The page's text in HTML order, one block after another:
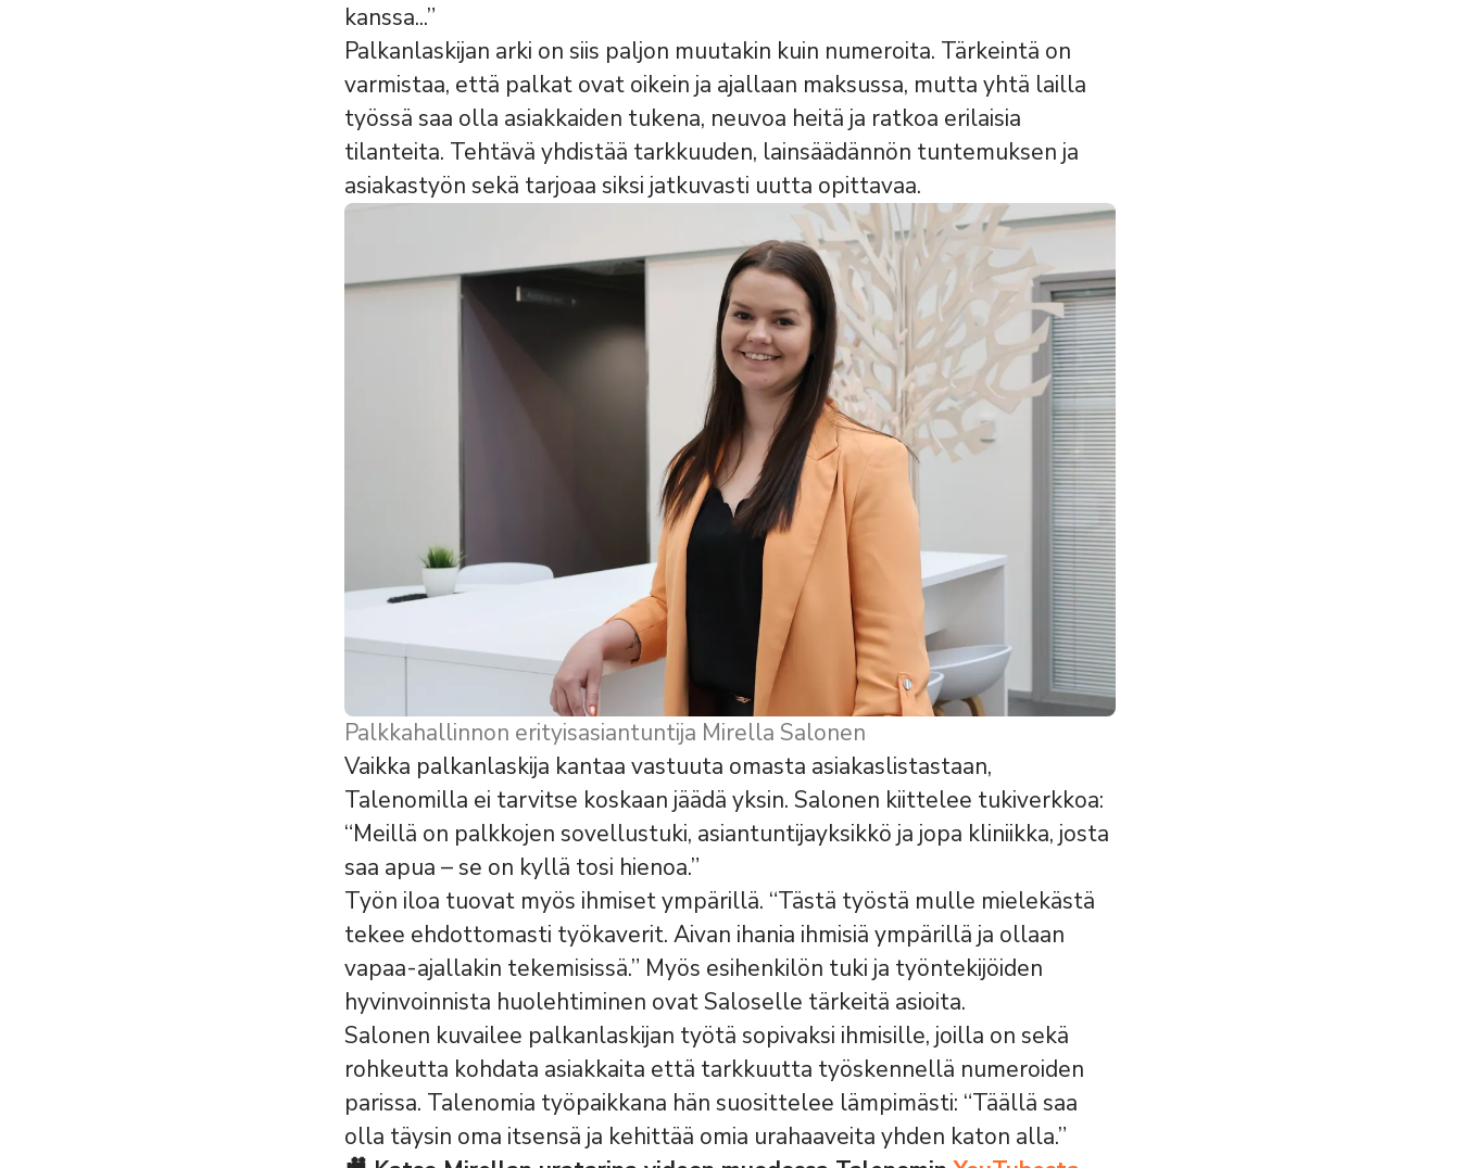
kanssa...”
Palkanlaskijan arki on siis paljon muutakin kuin numeroita. Tärkeintä on
varmistaa, että palkat ovat oikein ja ajallaan maksussa, mutta yhtä lailla
työssä saa olla asiakkaiden tukena, neuvoa heitä ja ratkoa erilaisia
tilanteita. Tehtävä yhdistää tarkkuuden, lainsäädännön tuntemuksen ja
asiakastyön sekä tarjoaa siksi jatkuvasti uutta opittavaa.
Palkkahallinnon erityisasiantuntija Mirella Salonen
Vaikka palkanlaskija kantaa vastuuta omasta asiakaslistastaan,
Talenomilla ei tarvitse koskaan jäädä yksin. Salonen kiittelee tukiverkkoa:
“Meillä on palkkojen sovellustuki, asiantuntijayksikkö ja jopa kliniikka, josta
saa apua – se on kyllä tosi hienoa.”
Työn iloa tuovat myös ihmiset ympärillä. “Tästä työstä mulle mielekästä
tekee ehdottomasti työkaverit. Aivan ihania ihmisiä ympärillä ja ollaan
vapaa-ajallakin tekemisissä.” Myös esihenkilön tuki ja työntekijöiden
hyvinvoinnista huolehtiminen ovat Saloselle tärkeitä asioita.
Salonen kuvailee palkanlaskijan työtä sopivaksi ihmisille, joilla on sekä
rohkeutta kohdata asiakkaita että tarkkuutta työskennellä numeroiden
parissa. Talenomia työpaikkana hän suosittelee lämpimästi: “Täällä saa
olla täysin oma itsensä ja kehittää omia urahaaveita yhden katon alla.”